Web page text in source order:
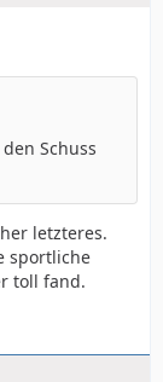
Schuss
letzteres.
sportliche
toll fand.